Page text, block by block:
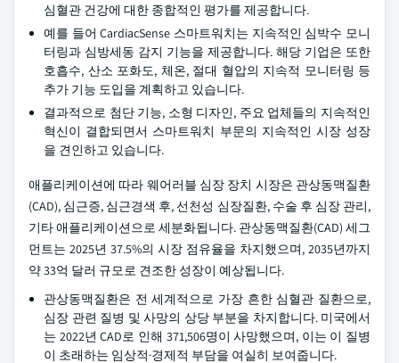
심혈관 건강에 대한 종합적인 평가를 제공합니다.
예를 들어 CardiacSense 스마트워치는 지속적인 심박수 모니
터링과 심방세동 감지 기능을 제공합니다. 해당 기업은 또한
호흡수, 산소 포화도, 체온, 절대 혈압의 지속적 모니터링 등
추가 기능 도입을 계획하고 있습니다.
결과적으로 첨단 기능, 소형 디자인, 주요 업체들의 지속적인
혁신이 결합되면서 스마트워치 부문의 지속적인 시장 성장
을 견인하고 있습니다.
애플리케이션에 따라 웨어러블 심장 장치 시장은 관상동맥질환
(CAD), 심근증, 심근경색 후, 선천성 심장질환, 수술 후 심장 관리,
기타 애플리케이션으로 세분화됩니다. 관상동맥질환(CAD) 세그
먼트는 2025년 37.5%의 시장 점유율을 차지했으며, 2035년까지
약 33억 달러 규모로 견조한 성장이 예상됩니다.
관상동맥질환은 전 세계적으로 가장 흔한 심혈관 질환으로,
심장 관련 질병 및 사망의 상당 부분을 차지합니다. 미국에서
는 2022년 CAD로 인해 371,506명이 사망했으며, 이는 이 질병
이 초래하는 임상적·경제적 부담을 여실히 보여줍니다.